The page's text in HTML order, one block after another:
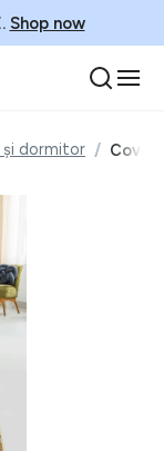
Shop now
și dormitor